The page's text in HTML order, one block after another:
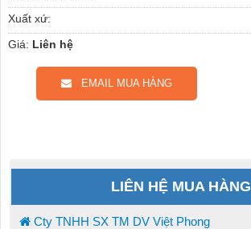
Xuất xứ:
Giá: Liên hệ
EMAIL MUA HÀNG
LIÊN HỆ MUA HÀNG
Cty TNHH SX TM DV Việt Phong